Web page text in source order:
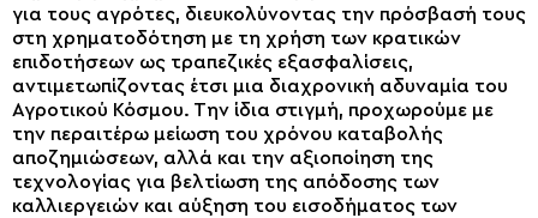
για τους αγρότες, διευκολύνοντας την πρόσβασή τους
στη χρηματοδότηση με τη χρήση των κρατικών
επιδοτήσεων ως τραπεζικές εξασφαλίσεις,
αντιμετωπίζοντας έτσι μια διαχρονική αδυναμία του
Αγροτικού Κόσμου. Την ίδια στιγμή, προχωρούμε με
την περαιτέρω μείωση του χρόνου καταβολής
αποζημιώσεων, αλλά και την αξιοποίηση της
τεχνολογίας για βελτίωση της απόδοσης των
καλλιεργειών και αύξηση του εισοδήματος των